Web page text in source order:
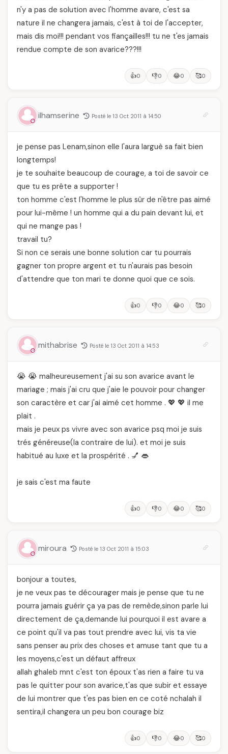
n'y a pas de solution avec l'homme avare, c'est sa
nature il ne changera jamais, c'est à toi de l'accepter,
mais dis moi!!! pendant vos fiançailles!!! tu ne t'es jamais
rendue compte de son avarice???!!!
👍0 👎0 😂0 🥰0
ilhamserine Posté le 13 Oct 2011 à 14:50
je pense pas Lenam,sinon elle l'aura larguè sa fait bien
longtemps!
je te souhaite beaucoup de courage, a toi de savoir ce
que tu es prête a supporter !
ton homme c'est l'homme le plus sûr de n'être pas aimé
pour lui-même ! un homme qui a du pain devant lui, et
qui ne mange pas !
travail tu?
Si non ce serais une bonne solution car tu pourrais
gagner ton propre argent et tu n'aurais pas besoin
d'attendre que ton mari te donne quoi que ce sois.
👍0 👎0 😂0 🥰0
mithabrise Posté le 13 Oct 2011 à 14:53
😭 😭 malheureusement j'ai su son avarice avant le
mariage ; mais j'ai cru que j'aie le pouvoir pour changer
son caractère et car j'ai aimé cet homme . 💖 💖 il me
plait .
mais je peux ps vivre avec son avarice psq moi je suis
trés généreuse(la contraire de lui). et moi je suis
habitué au luxe et la prospérité . 💅 👄
je sais c'est ma faute
👍0 👎0 😂0 🥰0
miroura Posté le 13 Oct 2011 à 15:03
bonjour a toutes,
je ne veux pas te décourager mais je pense que tu ne
pourra jamais guérir ça ya pas de remède,sinon parle lui
directement de ça,demande lui pourquoi il est avare a
ce point qu'il va pas tout prendre avec lui, vis ta vie
sans penser au prix des choses et amuse tant que tu a
les moyens,c'est un défaut affreux
allah ghaleb mnt c'est ton époux t'as rien a faire tu va
pas le quitter pour son avarice,t'as que subir et essaye
de lui montrer que t'es pas bien en ce coté nchalah il
sentira,il changera un peu bon courage biz
👍0 👎0 😂0 🥰0